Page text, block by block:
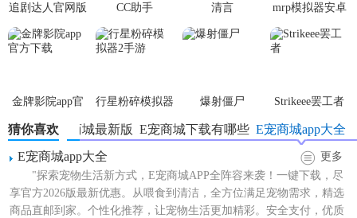
和精确筛选。
3. 购物车管理：支持批量编辑购物车商品，方便比价和结
4. 优惠券使用：领取并使用优惠券，享受更多折扣。
5. 订单追踪：实时查看订单状态，物流信息一目了然。
E宠商城app免费版亮点
1. 丰富内容：涵盖宠物生活方方面面，满足多样化需求。
追剧达人官网版 CC助手 清言
mrp模拟器安卓
最新版
金牌影院app官
方下载
行星粉碎模拟器
2手游
爆射僵尸 Strikeee罢工者
猜你喜欢 E宠商城app大全
E宠商城下载有哪些
E宠商城最新版
E宠商城app大全
更多
"探索宠物生活新方式，E宠商城APP全阵容来袭！一键下载，尽
享官方2026版最新优惠。从喂食到清洁，全方位满足宠物需求，精选
商品直邮到家。个性化推荐，让宠物生活更加精彩。安全支付，优质